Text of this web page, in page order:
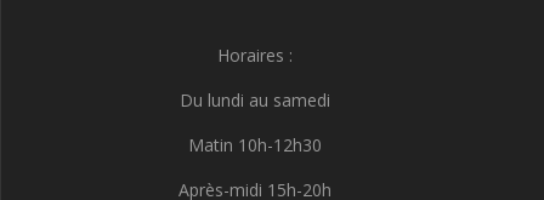
Horaires :
Du lundi au samedi
Matin 10h-12h30
Après-midi 15h-20h